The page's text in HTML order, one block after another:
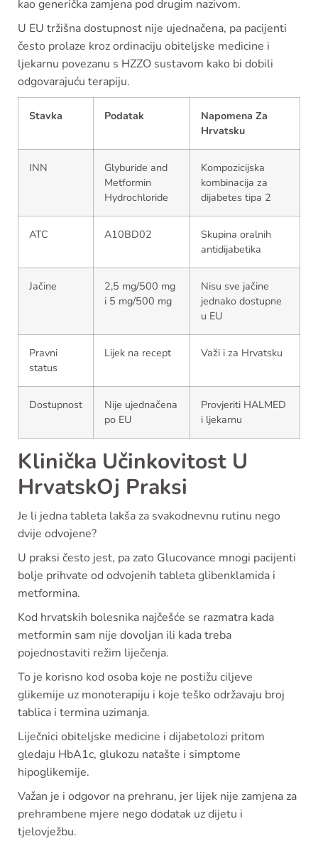
kao generička zamjena pod drugim nazivom.
U EU tržišna dostupnost nije ujednačena, pa pacijenti
često prolaze kroz ordinaciju obiteljske medicine i
ljekarnu povezanu s HZZO sustavom kako bi dobili
odgovarajuću terapiju.
Stavka Podatak
Napomena Za
Hrvatsku
INN
Glyburide and
Metformin
Hydrochloride
Kompozicijska
kombinacija za
dijabetes tipa 2
ATC A10BD02
Skupina oralnih
antidijabetika
Jačine
2,5 mg/500 mg
i 5 mg/500 mg
Nisu sve jačine
jednako dostupne
u EU
Pravni
status
Lijek na recept Važi i za Hrvatsku
Dostupnost
Nije ujednačena
po EU
Provjeriti HALMED
i ljekarnu
Klinička Učinkovitost U
HrvatskOj Praksi
Je li jedna tableta lakša za svakodnevnu rutinu nego
dvije odvojene?
U praksi često jest, pa zato Glucovance mnogi pacijenti
bolje prihvate od odvojenih tableta glibenklamida i
metformina.
Kod hrvatskih bolesnika najčešće se razmatra kada
metformin sam nije dovoljan ili kada treba
pojednostaviti režim liječenja.
To je korisno kod osoba koje ne postižu ciljeve
glikemije uz monoterapiju i koje teško održavaju broj
tablica i termina uzimanja.
Liječnici obiteljske medicine i dijabetolozi pritom
gledaju HbA1c, glukozu natašte i simptome
hipoglikemije.
Važan je i odgovor na prehranu, jer lijek nije zamjena za
prehrambene mjere nego dodatak uz dijetu i
tjelovježbu.